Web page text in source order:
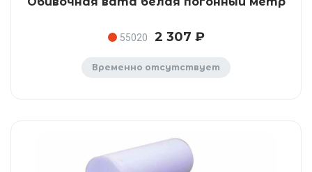
55020 2 307 ₽
Временно отсутствует